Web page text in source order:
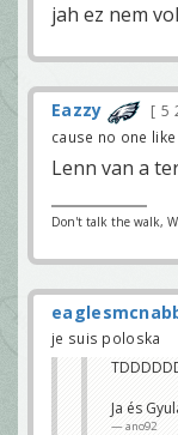
jah ez nem
Eazzy 5
cause no one
Lenn van a
Don't talk the walk,
je suis poloska
Ja és
ano92